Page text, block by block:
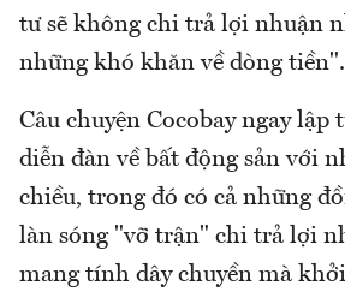
tư sẽ không chi trả lợi nhuận
những khó khăn về dòng tiền".
Câu chuyện Cocobay ngay lập
diễn đàn về bất động sản với
chiều, trong đó có cả những
làn sóng "vỡ trận" chi trả lợi
mang tính dây chuyền mà